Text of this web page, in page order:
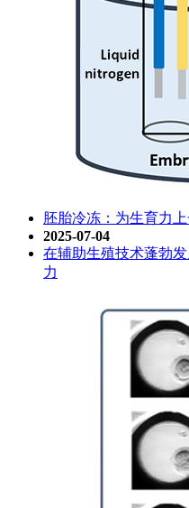
胚胎冷冻：为生育力
2025-07-04
在辅助生殖技术蓬勃
力